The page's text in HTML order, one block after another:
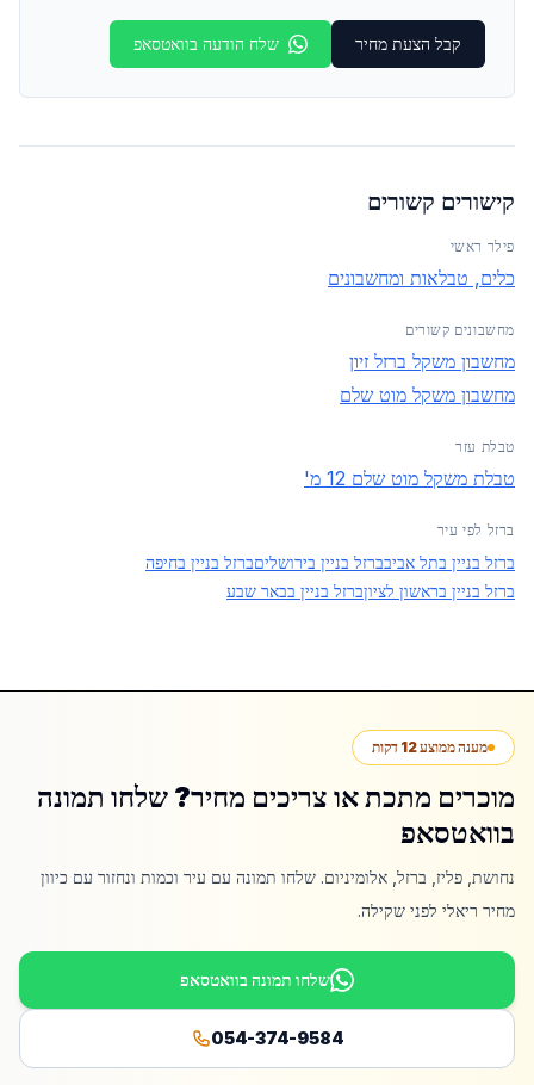
קבל הצעת מחיר שלח הודעה בוואטסאפ
קישורים קשורים
פילר ראשי
כלים, טבלאות ומחשבונים
מחשבונים קשורים
מחשבון משקל ברזל זיון
מחשבון משקל מוט שלם
טבלת עזר
טבלת משקל מוט שלם 12 מ'
ברזל לפי עיר
ברזל בניין בתל אביבברזל בניין בירושליםברזל בניין בחיפה
ברזל בניין בראשון לציוןברזל בניין בבאר שבע
מענה ממוצע 12 דקות
מוכרים מתכת או צריכים מחיר? שלחו תמונה
בוואטסאפ
נחושת, פליז, ברזל, אלומיניום. שלחו תמונה עם עיר וכמות ונחזור עם כיוון
מחיר ריאלי לפני שקילה.
שלחו תמונה בוואטסאפ
054-374-9584